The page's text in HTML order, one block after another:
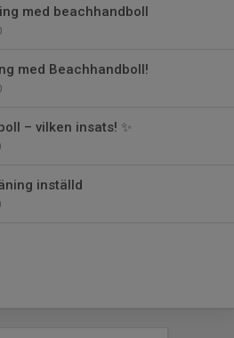
med beachhandboll
med Beachhandboll!
– vilken insats! ✨
inställd